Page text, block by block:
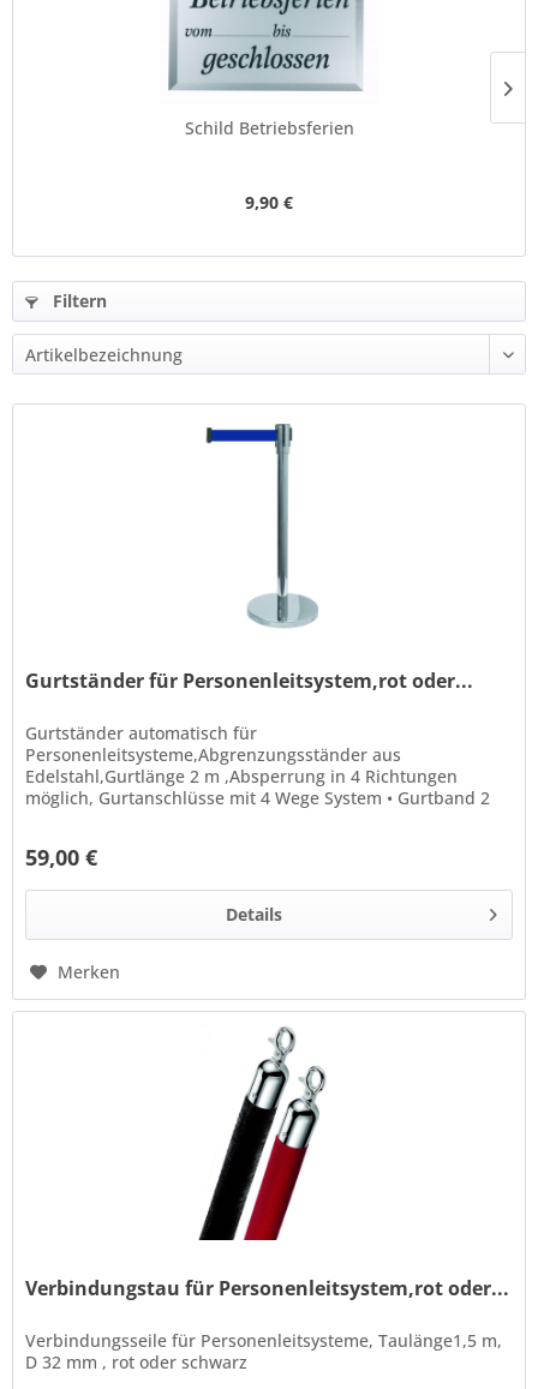
Schild Betriebsferien
9,90 €
Filtern
Gurtständer für Personenleitsystem,rot oder...
Gurtständer automatisch für
Personenleitsysteme,Abgrenzungsständer aus
Edelstahl,Gurtlänge 2 m ,Absperrung in 4 Richtungen
möglich, Gurtanschlüsse mit 4 Wege System • Gurtband 2
59,00 €
Details
Merken
Verbindungstau für Personenleitsystem,rot oder...
Verbindungsseile für Personenleitsysteme, Taulänge1,5 m,
D 32 mm , rot oder schwarz